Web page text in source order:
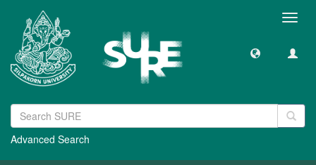
Advanced Search